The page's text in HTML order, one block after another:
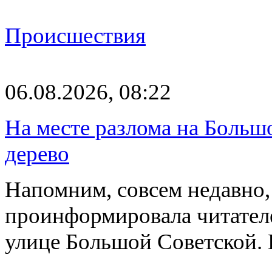
Происшествия
06.08.2026, 08:22
На месте разлома на
дерево
Напомним, совсем
проинформировала
улице Большой Советской.